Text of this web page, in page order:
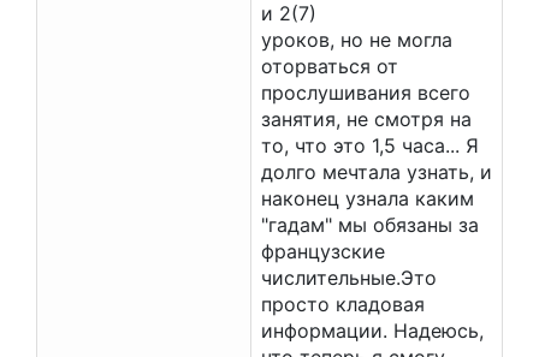
и 2(7)
уроков, но не могла
оторваться от
прослушивания всего
занятия, не смотря на
то, что это 1,5 часа... Я
долго мечтала узнать, и
наконец узнала каким
"гадам" мы обязаны за
французские
числительные.Это
просто кладовая
информации. Надеюсь,